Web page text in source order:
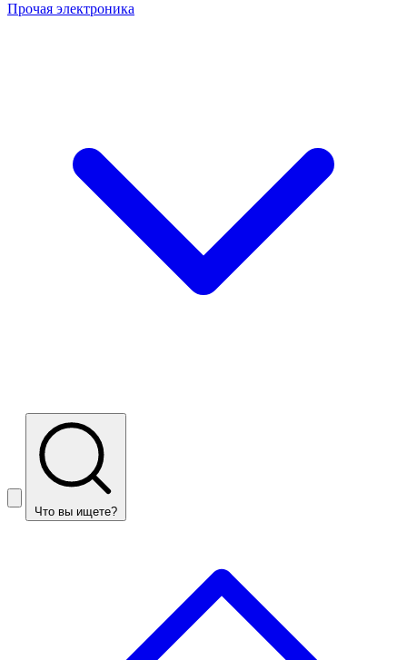
Прочая электроника
Что вы ищете?